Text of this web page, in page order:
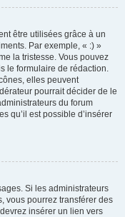
être utilisées grâce à un
Par exemple, « :) »
la tristesse. Vous pouvez
le formulaire de rédaction.
elles peuvent
pourrait décider de le
du forum
qu’il est possible d’insérer
Si les administrateurs
vous pourrez transférer des
insérer un lien vers